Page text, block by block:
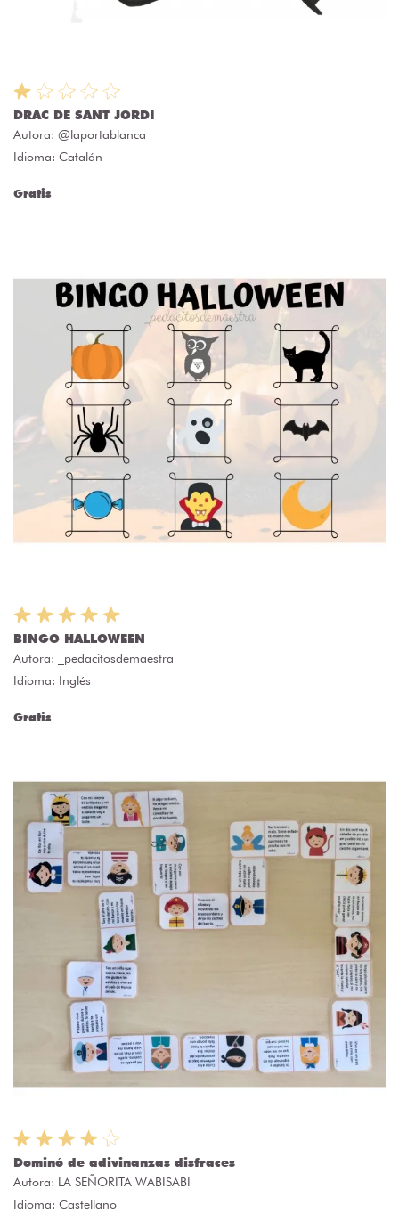
DRAC DE SANT JORDI
Autora: @laportablanca
Idioma: Catalán
Gratis
BINGO HALLOWEEN
Autora:
_pedacitosdemaestra
Idioma: Inglés
Gratis
Dominó de adivinanzas disfraces
Autora: LA SEÑORITA WABISABI
Idioma: Castellano